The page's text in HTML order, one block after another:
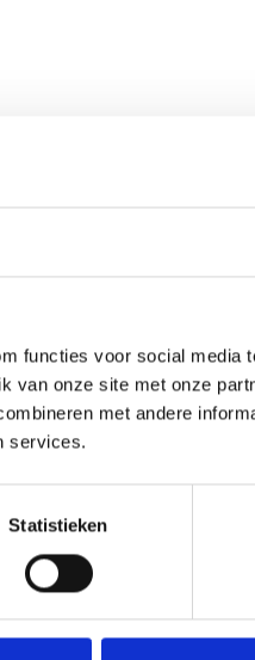
functies voor social media
van onze site met onze
met andere
services.
Statistieken